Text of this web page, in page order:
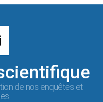
de nos enquêtes et